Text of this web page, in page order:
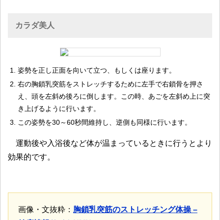
カラダ美人
姿勢を正し正面を向いて立つ、もしくは座ります。
右の胸鎖乳突筋をストレッチするために左手で右鎖骨を押さ
え、頭を左斜め後ろに倒します。この時、あごを左斜め上に突
き上げるように行います。
この姿勢を30～60秒間維持し、逆側も同様に行います。
運動後や入浴後など体が温まっているときに行うとより
効果的です。
画像・文抜粋： 胸鎖乳突筋のストレッチング体操 –